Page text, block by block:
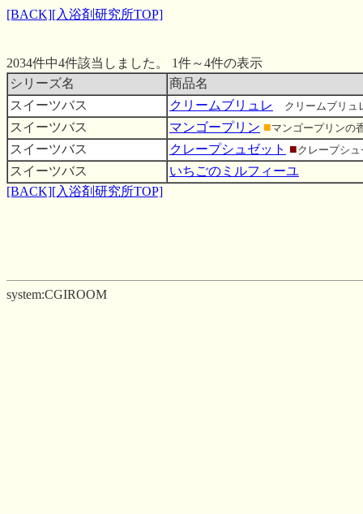
[BACK][入浴剤研究所TOP]
2034件中4件該当しました。 1件～4件の表示
シリーズ名
商品名
スイーツバス
クリームブリュレ クリームブリュ
スイーツバス マンゴープリン ■マンゴープリンの
スイーツバス クレープシュゼット ■クレープシ
スイーツバス
いちごのミルフィーユ
[BACK][入浴剤研究所TOP]
system:CGIROOM